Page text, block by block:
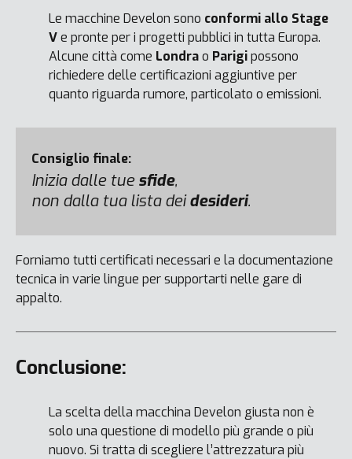
Le macchine Develon sono conformi allo Stage
Ve pronte per i progetti pubblici in tutta Europa.
Alcune città come Londrao Parigipossono
richiedere delle certificazioni aggiuntive per
quanto riguarda rumore, particolato o emissioni.
Consiglio finale:
Inizia dalle tuesfide,
non dalla tua lista deidesideri.
Forniamo tutti certificati necessari e la documentazione
tecnica in varie lingue per supportarti nelle gare di
appalto.
Conclusione:
La scelta della macchina Develon giusta non è
solo una questione di modello più grande o più
nuovo. Si tratta di scegliere l’attrezzatura più